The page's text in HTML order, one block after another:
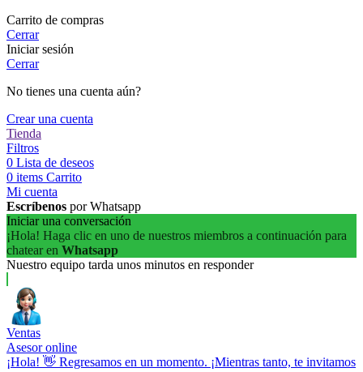
Carrito de compras
Cerrar
Iniciar sesión
Cerrar
No tienes una cuenta aún?
Crear una cuenta
Tienda
Filtros
0 Lista de deseos
0 items Carrito
Mi cuenta
Escríbenos por Whatsapp
Iniciar una conversación
¡Hola! Haga clic en uno de nuestros miembros a continuación para
chatear en Whatsapp
Nuestro equipo tarda unos minutos en responder
Ventas
Asesor online
¡Hola! 👋 Regresamos en un momento. ¡Mientras tanto, te invitamos